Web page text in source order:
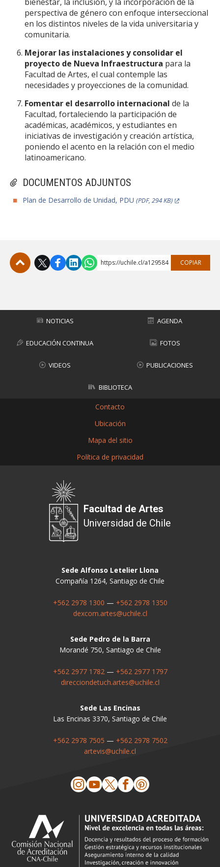
DOCUMENTOS ADJUNTOS
Plan de Desarrollo de Unidad, PDU (PDF, 294 KB)
perspectiva de género con enfoque interseccional
en los distintos niveles de la vida universitaria y
comunitaria.
Mejorar las instalaciones y consolidar el
proyecto de Nueva Infraestructura para la
Facultad de Artes, el cual contemple las
necesidades y proyecciones de la comunidad.
Fomentar el desarrollo internacional de la
Facultad, fortaleciendo la participación de
académicas, académicos, y estudiantes en
iniciativas de investigación y creación artística,
poniendo el acento en la relación con el medio
latinoamericano.
https://uchile.cl/a129584 COPIAR
NOTICIAS AGENDA
EDUCACIÓN CONTINUA FOTOS
VIDEOS PUBLICACIONES
BIBLIOTECA
Contacto
Ubicación
Mapa del sitio
Política de privacidad
Facultad de Artes
Universidad de Chile
Sede Alfonso Letelier Llona
Compañía 1264, Santiago de Chile
+562 2978 1300 — +562 2978 1350
dexcom.artes@uchile.cl
Sede Pedro de la Barra
Morandé 750, Santiago de Chile
+562 2977 1782— +562 2977 1797
direcciondetuch.artes@uchile.cl
Sede Las Encinas
Las Encinas 3370, Santiago de Chile
+562 2978 7505 — +562 2978 7502
artevis@uchile.cl